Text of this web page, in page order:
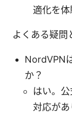
適化を体
よくある疑問
NordVPN
か？
はい。
対応が